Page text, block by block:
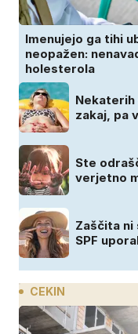
Imenujejo ga tihi
neopažen:
holesterola
Nekaterih
zakaj, pa
Ste
verjetno
Zaščita ni
SPF
CEKIN